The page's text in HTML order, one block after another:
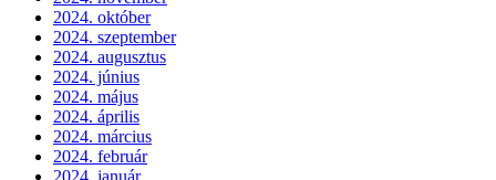
2024. október
2024. szeptember
2024. augusztus
2024. június
2024. május
2024. április
2024. március
2024. február
2024. január